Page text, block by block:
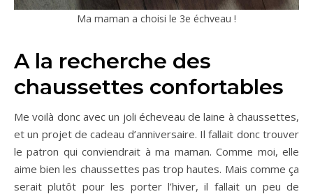
Ma maman a choisi le 3e échveau !
A la recherche des
chaussettes confortables
Me voilà donc avec un joli écheveau de laine à chaussettes,
et un projet de cadeau d’anniversaire. Il fallait donc trouver
le patron qui conviendrait à ma maman. Comme moi, elle
aime bien les chaussettes pas trop hautes. Mais comme ça
serait plutôt pour les porter l’hiver, il fallait un peu de